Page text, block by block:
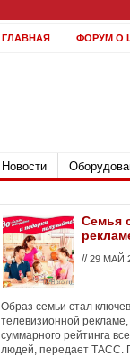
ГЛАВНАЯ ФОРУМ О
Новости
Семья
//29 МАЙ
Образ семьи стал
телевизионной
суммарного рейтинга
людей, передает ТАСС.